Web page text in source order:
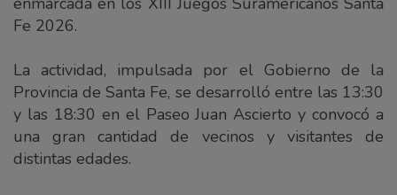
Fe 2026.
La actividad, impulsada por el Gobierno de la
Provincia de Santa Fe, se desarrolló entre las 13:30
y las 18:30 en el Paseo Juan Ascierto y convocó a
una gran cantidad de vecinos y visitantes de
distintas edades.